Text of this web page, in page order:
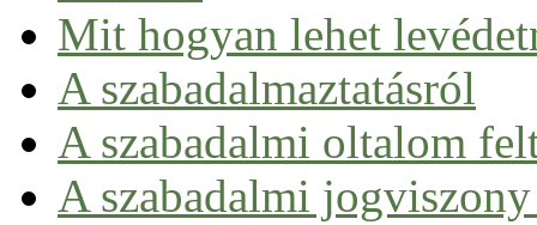
Mit hogyan lehet
A szabadalmaztatásról
Szabadalom fogalma
Szabadalmi munka a gyakorlatban
A szabadalmi oltalom
Kizárások a szabadalmi oltalom alól
Szabadalmaztatható biotechnológiai találmány
A szabadalmi